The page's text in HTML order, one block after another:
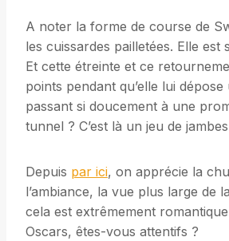
A noter la forme de course de
les cuissardes pailletées. Elle est
Et cette étreinte et ce
points pendant qu’elle lui dépose
passant si doucement à une
tunnel ? C’est là un jeu de
Depuis par ici, on apprécie la
l’ambiance, la vue plus large de
cela est extrêmement
Oscars, êtes-vous attentifs ?